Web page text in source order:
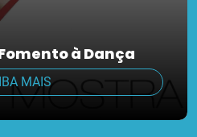
à Dança
MAIS